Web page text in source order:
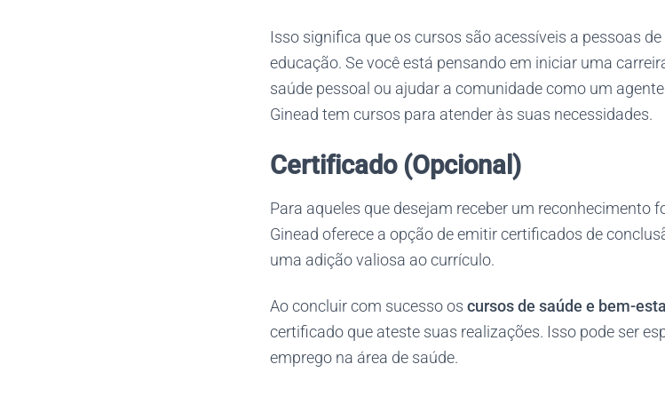
Isso significa que os cursos são acessíveis a pessoas
educação. Se você está pensando em iniciar uma
saúde pessoal ou ajudar a comunidade como um
Ginead tem cursos para atender às suas necessidades.
Certificado (Opcional)
Para aqueles que desejam receber um reconhecimento
Ginead oferece a opção de emitir certificados de
uma adição valiosa ao currículo.
Ao concluir com sucesso os cursos de saúde e bem-
certificado que ateste suas realizações. Isso pode ser
emprego na área de saúde.